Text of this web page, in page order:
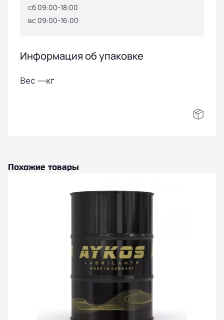
сб 09:00-18:00
вс 09:00-16:00
Информация об упаковке
Вес —кг
Похожие товары